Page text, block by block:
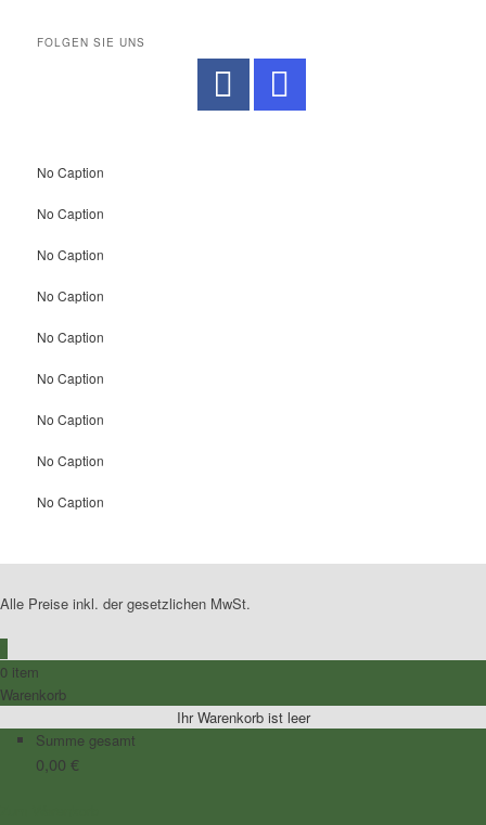
FOLGEN SIE UNS
No Caption
No Caption
No Caption
No Caption
No Caption
No Caption
No Caption
No Caption
No Caption
Alle Preise inkl. der gesetzlichen MwSt.
0 item
Warenkorb
Ihr Warenkorb ist leer
Summe gesamt
0,00 €